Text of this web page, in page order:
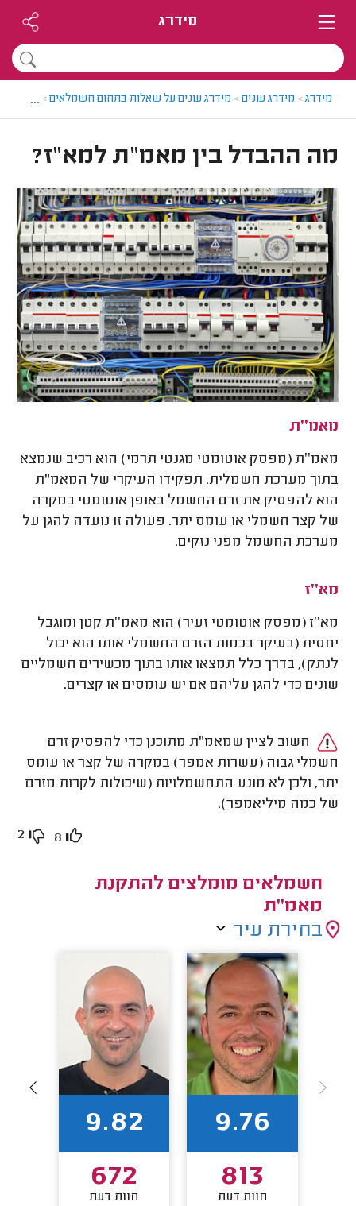
מידרג
מידרג> מידרג עונים> מידרג עונים על שאלות בתחום חשמלאים> מה
...
מה ההבדל בין מאמ״ת למא״ז?
מאמ׳׳ת
מאמ׳׳ת (מפסק אוטומטי מגנטי תרמי) הוא רכיב שנמצא
בתוך מערכת חשמלית. תפקידו העיקרי של המאמ"ת
הוא להפסיק את זרם החשמל באופן אוטומטי במקרה
של קצר חשמלי או עומס יתר. פעולה זו נועדה להגן על
מערכת החשמל מפני נזקים.
מא׳׳ז
מא׳׳ז (מפסק אוטומטי זעיר) הוא מאמ׳׳ת קטן ומוגבל
יחסית (בעיקר בכמות הזרם החשמלי אותו הוא יכול
לנתק), בדרך כלל תמצאו אותו בתוך מכשירים חשמליים
שונים כדי להגן עליהם אם יש עומסים או קצרים.
חשוב לציין שמאמ"ת מתוכנן כדי להפסיק זרם
חשמלי גבוה (עשרות אמפר) במקרה של קצר או עומס
יתר, ולכן לא מונע התחשמלויות (שיכולות לקרות מזרם
של כמה מיליאמפר).
8
2
חשמלאים מומלצים להתקנת
מאמ׳׳ת
בחירת עיר
9.76
813
חוות דעת
9.82
672
חוות דעת